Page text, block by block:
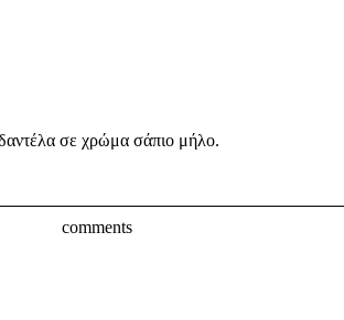
σε χρώμα σάπιο μήλο.
comments